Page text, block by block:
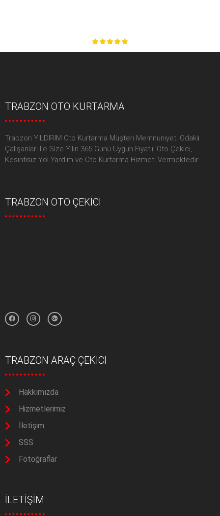
TRABZON OTO KURTARMA
Trabzon YILDIRIM Oto Kurtarma Müşteri Memnuniyeti Odaklı
Çalışanları İle Size Yılın 365 Günü Uygun Fiyatlı, Oto Çekici,
Kesintisiz Yol Yardım ve Oto Kurtarma Hizmeti Vermektedir.
TRABZON OTO ÇEKİCİ
TRABZON ARAÇ ÇEKİCİ
Hakkımızda
Hizmetlerimiz
İletişim
SSS
Fotoğraflar
İLETİŞİM